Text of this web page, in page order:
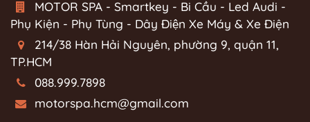
MOTOR SPA - Smartkey - Bi Cầu - Led Audi -
Phụ Kiện - Phụ Tùng - Dây Điện Xe Máy & Xe Điện
214/38 Hàn Hải Nguyên, phường 9, quận 11,
TP.HCM
088.999.7898
motorspa.hcm@gmail.com